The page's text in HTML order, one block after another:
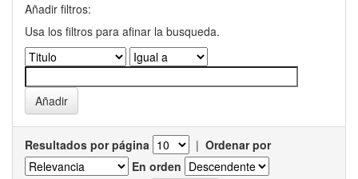
Añadir filtros:
Usa los filtros para afinar la busqueda.
Resultados por página | Ordenar por
En orden